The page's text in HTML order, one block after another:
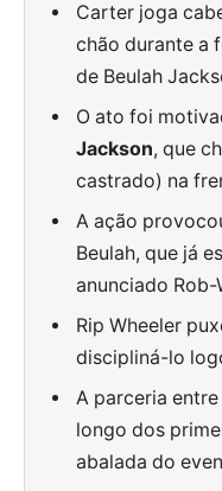
Carter joga
chão durante a
de Beulah
O ato foi
Jackson, que
castrado) na
A ação
Beulah, que já
anunciado Rob-
Rip Wheeler
discipliná-lo
A parceria
longo dos
abalada do